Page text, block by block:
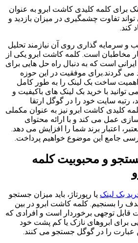
برای کلمه کلیدی کاشت ابرو به عنوان
تفاوت چشمگیری در میزان بازدید و
کند.
و سرمایه گذاری روی آن نیازمند تحلیل
مخاطبان است. کلمه کاشت ابرو یکی از
است که به دنبال راه حل هایی برای
می گردند.برای موفقیت در این حوزه
اهمیت ساخت بک لینک را به طور کامل
توانید با خرید بک لینک های باکیفیت و
رتبه سایت خود را در گوگل ارتقا
کلیدی کاشت ابرو نیز به عنوان مکملی
عمل می کند و با ارائه محتوای
اعتبار برند شما را افزایش می دهد.
جامع این موضوع خواهیم پرداخت.
و محبوبیت کلمه
بک لینک یا رپورتاژ، باید میزان جستجو
را بسنجیم. کلمه کاشت ابرو در بین
قابل توجهی برخوردار است و افرادی که
برای ابروهای نازک یا کم پشت خود
عبارت را در گوگل جستجو می کنند.